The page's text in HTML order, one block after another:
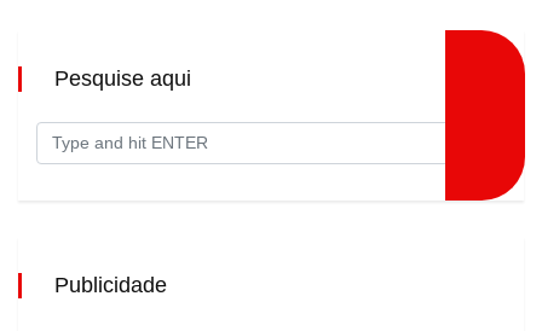
Pesquise aqui
Publicidade